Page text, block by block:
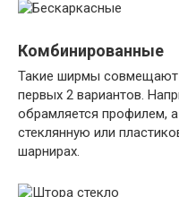
Комбинированные
Такие ширмы совмещают
первых 2 вариантов.
обрамляется профилем,
стеклянную или
шарнирах.